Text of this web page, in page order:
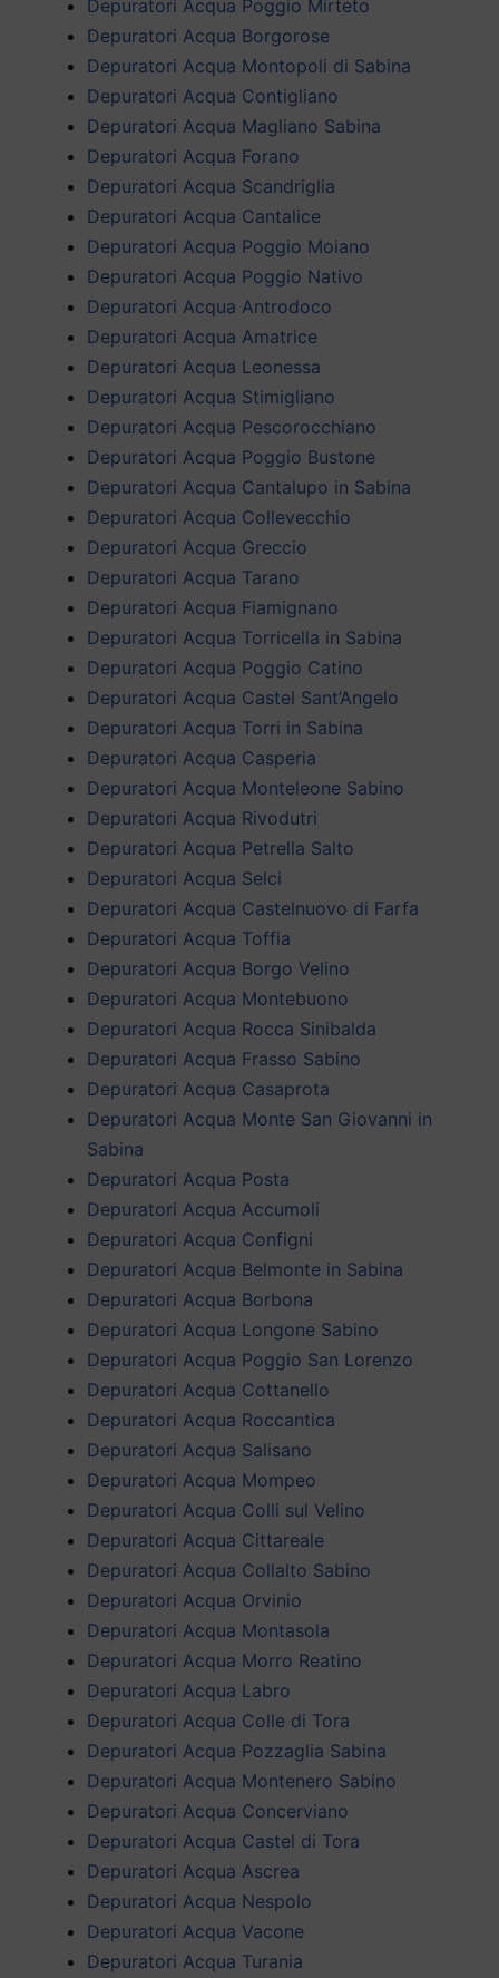
Depuratori Acqua Poggio Mirteto
Depuratori Acqua Borgorose
Depuratori Acqua Montopoli di Sabina
Depuratori Acqua Contigliano
Depuratori Acqua Magliano Sabina
Depuratori Acqua Forano
Depuratori Acqua Scandriglia
Depuratori Acqua Cantalice
Depuratori Acqua Poggio Moiano
Depuratori Acqua Poggio Nativo
Depuratori Acqua Antrodoco
Depuratori Acqua Amatrice
Depuratori Acqua Leonessa
Depuratori Acqua Stimigliano
Depuratori Acqua Pescorocchiano
Depuratori Acqua Poggio Bustone
Depuratori Acqua Cantalupo in Sabina
Depuratori Acqua Collevecchio
Depuratori Acqua Greccio
Depuratori Acqua Tarano
Depuratori Acqua Fiamignano
Depuratori Acqua Torricella in Sabina
Depuratori Acqua Poggio Catino
Depuratori Acqua Castel Sant’Angelo
Depuratori Acqua Torri in Sabina
Depuratori Acqua Casperia
Depuratori Acqua Monteleone Sabino
Depuratori Acqua Rivodutri
Depuratori Acqua Petrella Salto
Depuratori Acqua Selci
Depuratori Acqua Castelnuovo di Farfa
Depuratori Acqua Toffia
Depuratori Acqua Borgo Velino
Depuratori Acqua Montebuono
Depuratori Acqua Rocca Sinibalda
Depuratori Acqua Frasso Sabino
Depuratori Acqua Casaprota
Depuratori Acqua Monte San Giovanni in
Sabina
Depuratori Acqua Posta
Depuratori Acqua Accumoli
Depuratori Acqua Configni
Depuratori Acqua Belmonte in Sabina
Depuratori Acqua Borbona
Depuratori Acqua Longone Sabino
Depuratori Acqua Poggio San Lorenzo
Depuratori Acqua Cottanello
Depuratori Acqua Roccantica
Depuratori Acqua Salisano
Depuratori Acqua Mompeo
Depuratori Acqua Colli sul Velino
Depuratori Acqua Cittareale
Depuratori Acqua Collalto Sabino
Depuratori Acqua Orvinio
Depuratori Acqua Montasola
Depuratori Acqua Morro Reatino
Depuratori Acqua Labro
Depuratori Acqua Colle di Tora
Depuratori Acqua Pozzaglia Sabina
Depuratori Acqua Montenero Sabino
Depuratori Acqua Concerviano
Depuratori Acqua Castel di Tora
Depuratori Acqua Ascrea
Depuratori Acqua Nespolo
Depuratori Acqua Vacone
Depuratori Acqua Turania